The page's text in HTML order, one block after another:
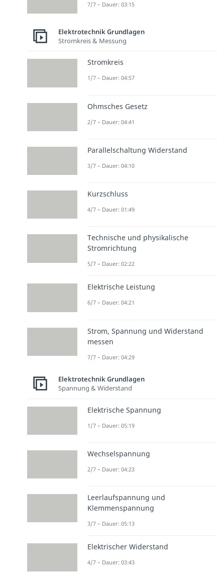
7/7 – Dauer: 03:15
Elektrotechnik Grundlagen
Stromkreis & Messung
Stromkreis
1/7 – Dauer: 04:57
Ohmsches Gesetz
2/7 – Dauer: 04:41
Parallelschaltung Widerstand
3/7 – Dauer: 04:10
Kurzschluss
4/7 – Dauer: 01:49
Technische und physikalische
Stromrichtung
5/7 – Dauer: 02:22
Elektrische Leistung
6/7 – Dauer: 04:21
Strom, Spannung und Widerstand
messen
7/7 – Dauer: 04:29
Elektrotechnik Grundlagen
Spannung & Widerstand
Elektrische Spannung
1/7 – Dauer: 05:19
Wechselspannung
2/7 – Dauer: 04:23
Leerlaufspannung und
Klemmenspannung
3/7 – Dauer: 05:13
Elektrischer Widerstand
4/7 – Dauer: 03:43